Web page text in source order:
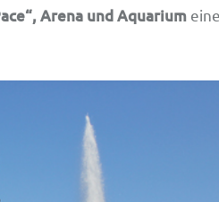
Arena und Aquarium